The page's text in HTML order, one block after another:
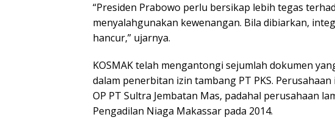
“Presiden Prabowo perlu bersikap lebih tegas
menyalahgunakan kewenangan. Bila dibiarkan,
hancur,” ujarnya.
KOSMAK telah mengantongi sejumlah dokumen
dalam penerbitan izin tambang PT PKS.
OP PT Sultra Jembatan Mas, padahal perusahaan
Pengadilan Niaga Makassar pada 2014.